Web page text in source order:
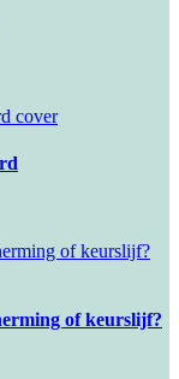
of keurslijf?